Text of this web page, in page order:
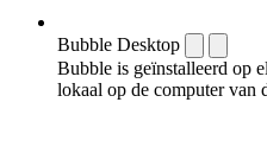
Bubble Desktop
Bubble is geïnstalleerd op
lokaal op de computer van